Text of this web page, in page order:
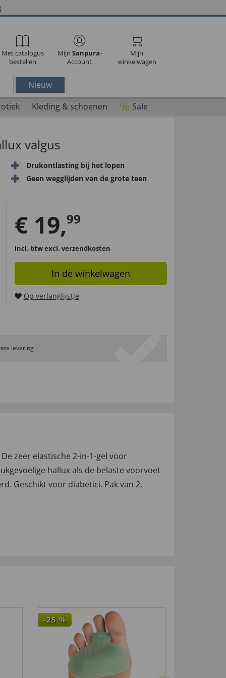
Met catalogus
bestellen
Mijn Sanpura-
Account
Mijn
winkelwagen
Nieuw
Kleding & schoenen % Sale
valgus
Drukontlasting bij het lopen
Geen wegglijden van de grote teen
€ 19,99
incl. btwexcl. verzendkosten
In de winkelwagen
Op verlanglijstje
levering
zeer elastische 2-in-1-gel voor
hallux als de belaste voorvoet
Geschikt voor diabetici. Pak van 2.
-25 %